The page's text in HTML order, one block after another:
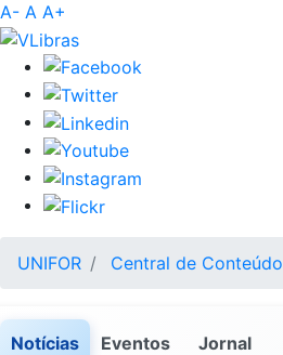
A- A A+
UNIFOR Central de Conteúdo
Notícias Eventos Jornal